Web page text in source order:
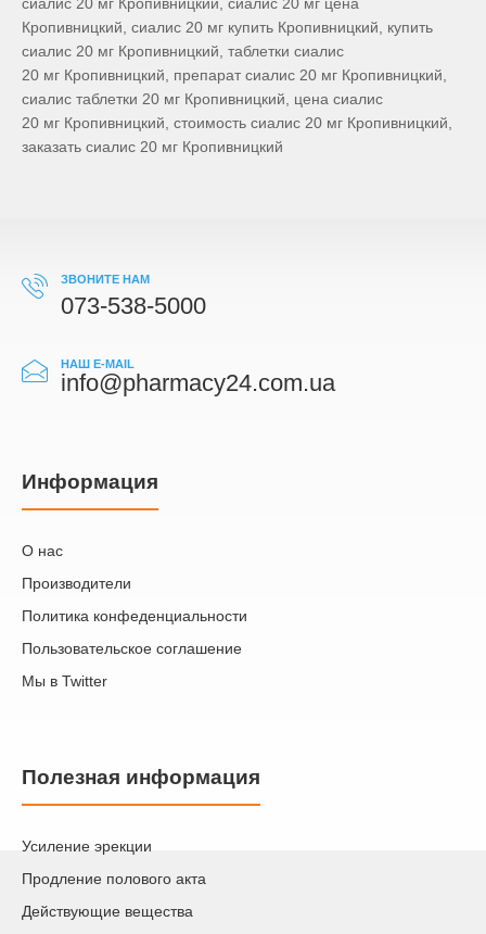
Кропивницкий, сиалис 20 мг купить Кропивницкий, купить
сиалис 20 мг Кропивницкий, таблетки сиалис
20 мг Кропивницкий, препарат сиалис 20 мг Кропивницкий,
сиалис таблетки 20 мг Кропивницкий, цена сиалис
20 мг Кропивницкий, стоимость сиалис 20 мг Кропивницкий,
заказать сиалис 20 мг Кропивницкий
ЗВОНИТЕ НАМ
073-538-5000
НАШ E-MAIL
info@pharmacy24.com.ua
Информация
О нас
Производители
Политика конфеденциальности
Пользовательское соглашение
Мы в Twitter
Полезная информация
Усиление эрекции
Продление полового акта
Действующие вещества